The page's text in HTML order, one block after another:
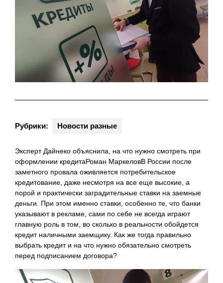
Рубрики: Новости разные
Эксперт Дайнеко объяснила, на что нужно смотреть при
оформлении кредитаРоман МаркеловВ России после
заметного провала оживляется потребительское
кредитование, даже несмотря на все еще высокие, а
порой и практически заградительные ставки на заемные
деньги. При этом именно ставки, особенно те, что банки
указывают в рекламе, сами по себе не всегда играют
главную роль в том, во сколько в реальности обойдется
кредит наличными заемщику. Как же тогда правильно
выбрать кредит и на что нужно обязательно смотреть
перед подписанием договора?